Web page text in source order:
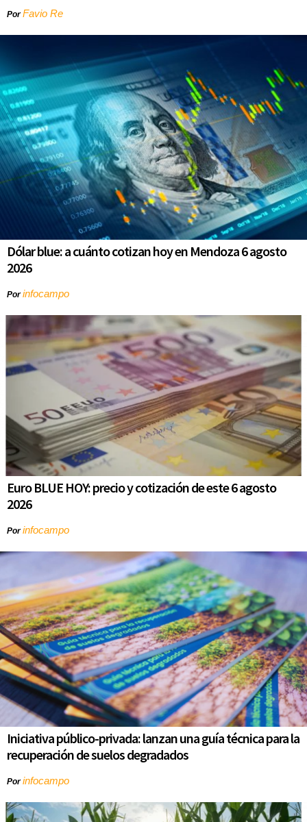
PorFavio Re
Dólar blue: a cuánto cotizan hoy en Mendoza 6 agosto
2026
Porinfocampo
Euro BLUE HOY: precio y cotización de este 6 agosto
2026
Porinfocampo
Iniciativa público-privada: lanzan una guía técnica para la
recuperación de suelos degradados
Porinfocampo